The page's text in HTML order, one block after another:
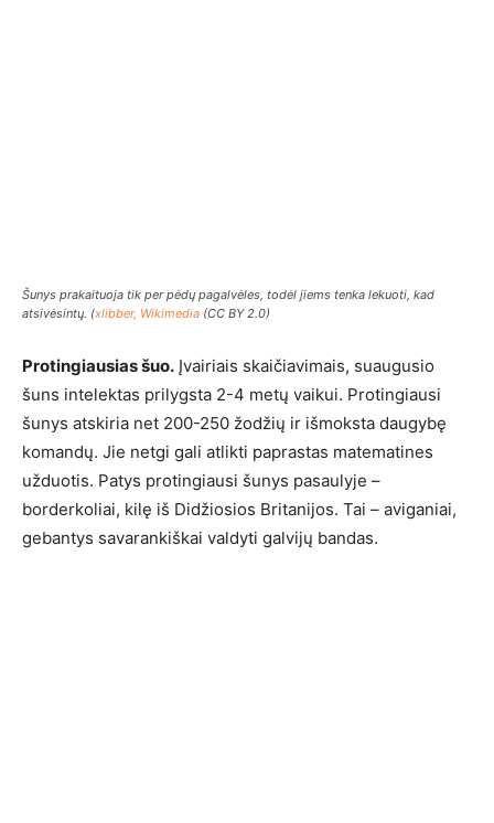
Šunys prakaituoja tik per pėdų pagalvėles, todėl jiems tenka lekuoti, kad
atsivėsintų. (xlibber, Wikimedia (CC BY 2.0)
Protingiausias šuo. Įvairiais skaičiavimais, suaugusio
šuns intelektas prilygsta 2-4 metų vaikui. Protingiausi
šunys atskiria net 200-250 žodžių ir išmoksta daugybę
komandų. Jie netgi gali atlikti paprastas matematines
užduotis. Patys protingiausi šunys pasaulyje –
borderkoliai, kilę iš Didžiosios Britanijos. Tai – aviganiai,
gebantys savarankiškai valdyti galvijų bandas.